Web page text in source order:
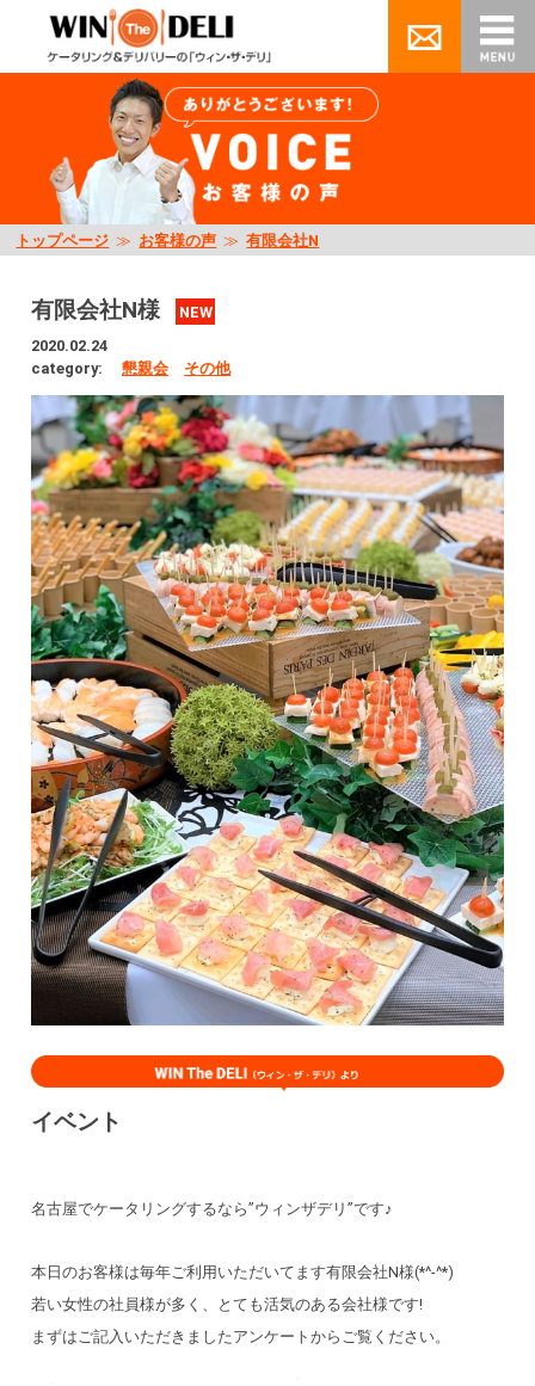
トップページ ≫ お客様の声 ≫有限会社N
有限会社N様
NEW
2020.02.24
category:
懇親会 その他
イベント
名古屋でケータリングするなら”ウィンザデリ”です♪
本日のお客様は毎年ご利用いただいてます有限会社N様(*^-^*)
若い女性の社員様が多く、とても活気のある会社様です!
まずはご記入いただきましたアンケートからご覧ください。